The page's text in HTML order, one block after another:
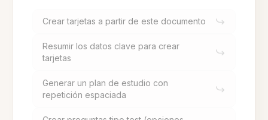
Crear tarjetas a partir de este documento
Resumir los datos clave para crear
tarjetas
Generar un plan de estudio con
repetición espaciada